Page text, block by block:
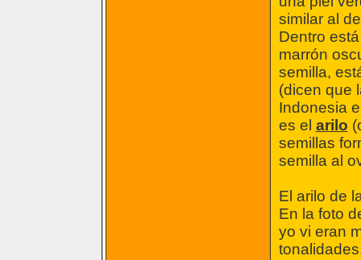
similar al
Dentro
marrón
semilla,
(dicen que
Indonesia
es el arilo
semillas
semilla al
El arilo de
En la foto
yo vi eran